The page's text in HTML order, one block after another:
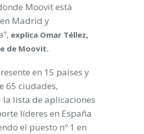
Moovit está
Madrid y
explica Omar Téllez,
de Moovit.
en 15 países y
65 ciudades,
la lista de aplicaciones
líderes en España
el puesto nº 1 en